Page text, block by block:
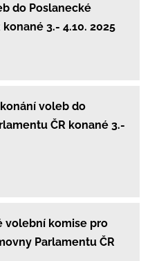
do Poslanecké
3.- 4.10. 2025
voleb do
ČR konané 3.-
volební komise pro
Parlamentu ČR